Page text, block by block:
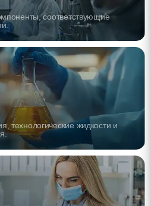
соответствующие
технологические жидкости и